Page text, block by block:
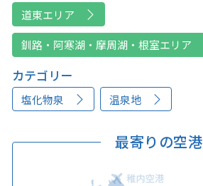
道東エリア
釧路・阿寒湖・摩周湖・根室エリア
カテゴリー
塩化物泉 温泉地
最寄りの空港